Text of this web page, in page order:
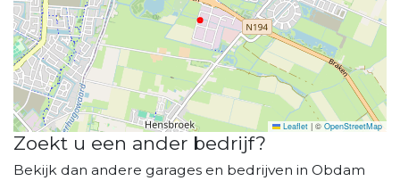
Leaflet | © OpenStreetMap
Zoekt u een ander bedrijf?
Bekijk dan andere garages en bedrijven in Obdam